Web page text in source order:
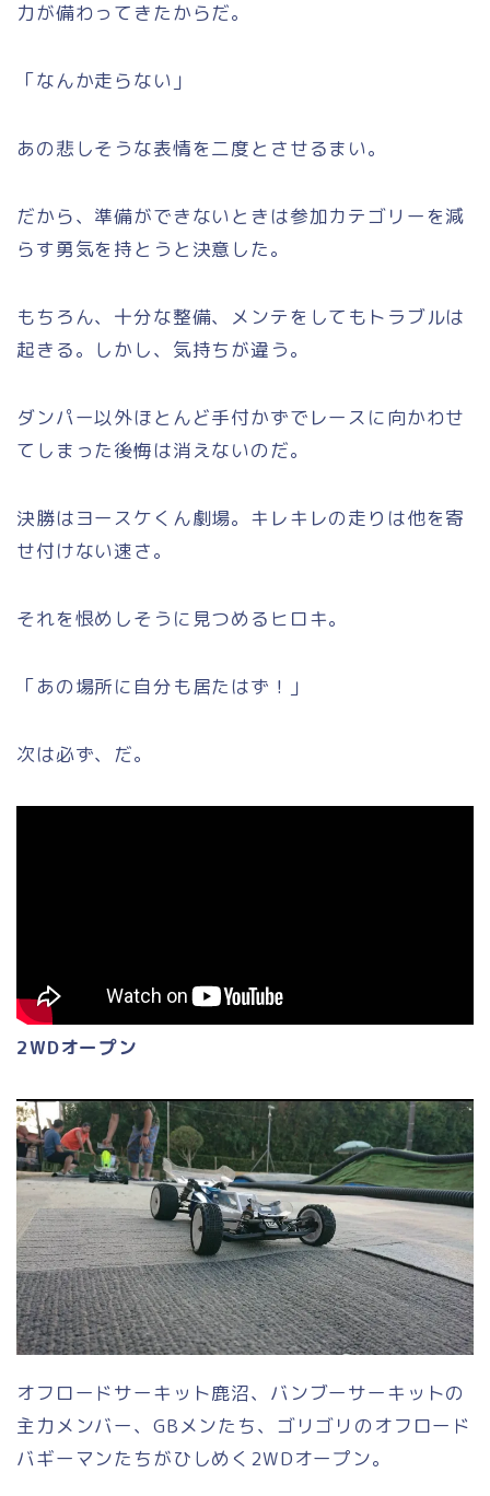
力が備わってきたからだ。
「なんか走らない」
あの悲しそうな表情を二度とさせるまい。
だから、準備ができないときは参加カテゴリーを減
らす勇気を持とうと決意した。
もちろん、十分な整備、メンテをしてもトラブルは
起きる。しかし、気持ちが違う。
ダンパー以外ほとんど手付かずでレースに向かわせ
てしまった後悔は消えないのだ。
決勝はヨースケくん劇場。キレキレの走りは他を寄
せ付けない速さ。
それを恨めしそうに見つめるヒロキ。
「あの場所に自分も居たはず！」
次は必ず、だ。
2WDオープン
オフロードサーキット鹿沼、バンブーサーキットの
主力メンバー、GBメンたち、ゴリゴリのオフロード
バギーマンたちがひしめく2WDオープン。